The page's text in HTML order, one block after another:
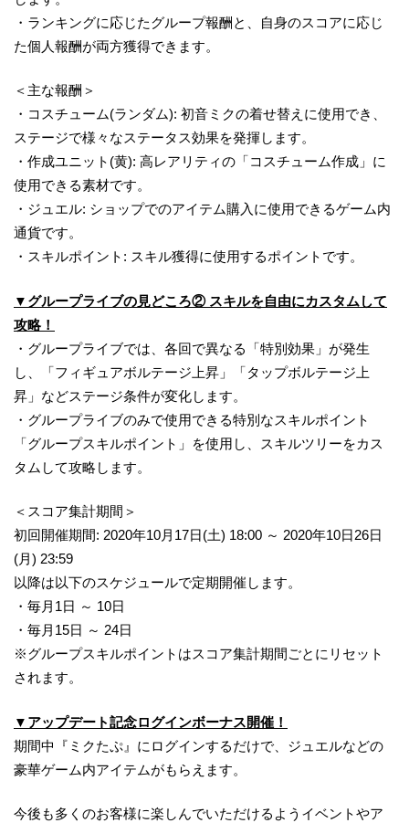
・ランキングに応じたグループ報酬と、自身のスコアに応じ
た個人報酬が両方獲得できます。
＜主な報酬＞
・コスチューム(ランダム): 初音ミクの着せ替えに使用でき、
ステージで様々なステータス効果を発揮します。
・作成ユニット(黄): 高レアリティの「コスチューム作成」に
使用できる素材です。
・ジュエル: ショップでのアイテム購入に使用できるゲーム内
通貨です。
・スキルポイント: スキル獲得に使用するポイントです。
▼グループライブの見どころ② スキルを自由にカスタムして
攻略！
・グループライブでは、各回で異なる「特別効果」が発生
し、「フィギュアボルテージ上昇」「タップボルテージ上
昇」などステージ条件が変化します。
・グループライブのみで使用できる特別なスキルポイント
「グループスキルポイント」を使用し、スキルツリーをカス
タムして攻略します。
＜スコア集計期間＞
初回開催期間: 2020年10月17日(土) 18:00 ～ 2020年10日26日
(月) 23:59
以降は以下のスケジュールで定期開催します。
・毎月1日 ～ 10日
・毎月15日 ～ 24日
※グループスキルポイントはスコア集計期間ごとにリセット
されます。
▼アップデート記念ログインボーナス開催！
期間中『ミクたぷ』にログインするだけで、ジュエルなどの
豪華ゲーム内アイテムがもらえます。
今後も多くのお客様に楽しんでいただけるようイベントやア